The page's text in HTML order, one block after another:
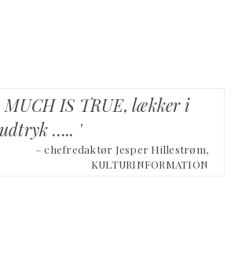
IS TRUE, lækker i
….. '
– chefredaktør Jesper Hillestrøm,
KULTURINFORMATION